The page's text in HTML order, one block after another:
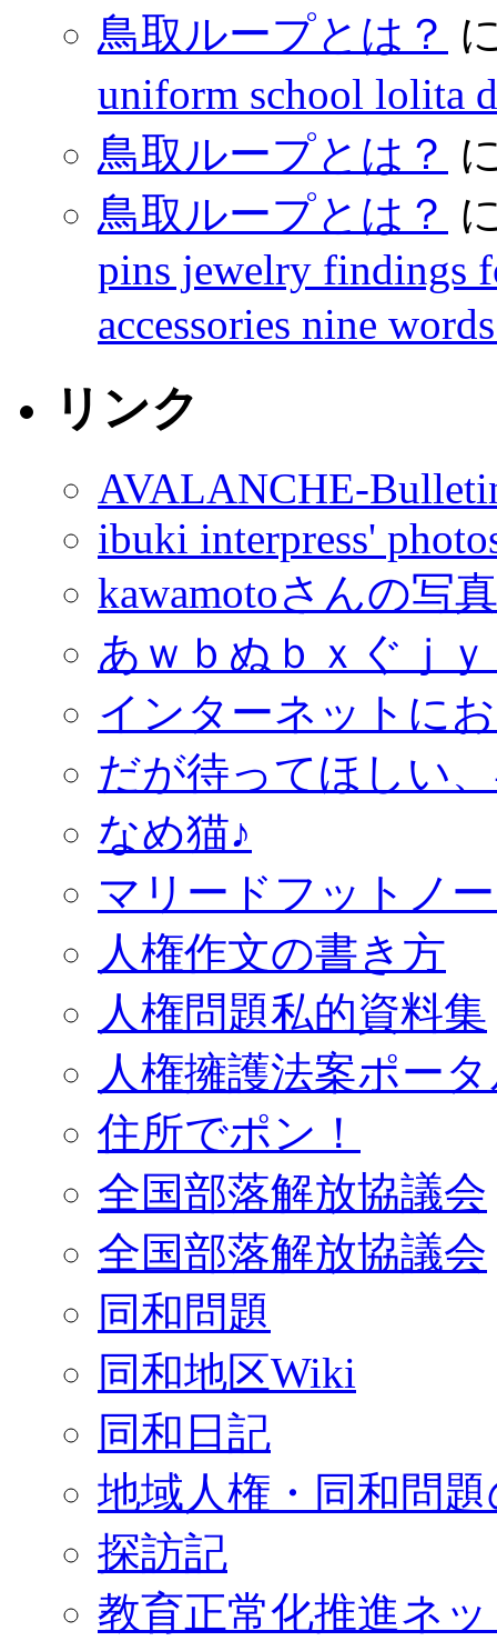
鳥取ループとは？
uniform school lolita
鳥取ループとは？
鳥取ループとは？
pins jewelry findings
accessories nine
リンク
AVALANCHE-
ibuki interpress'
kawamotoさんの写
あｗｂぬｂｘぐｊ
インターネットに
だが待ってほしい
なめ猫♪
マリードフットノ
人権作文の書き方
人権問題私的資料集
人権擁護法案ポー
住所でポン！
全国部落解放協議会
全国部落解放協議会
同和問題
同和地区Wiki
同和日記
地域人権・同和問
探訪記
教育正常化推進ネ